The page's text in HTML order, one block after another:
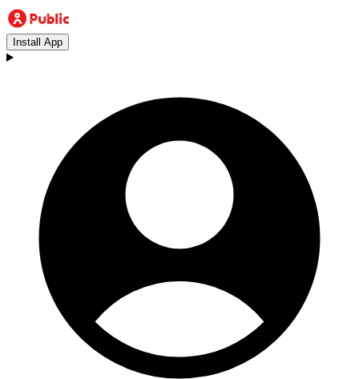
Install App